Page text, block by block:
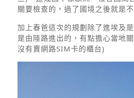
關要檢查的，過了國境之後就是
加上春爸這次的規劃除了進埃及
是由陸路進出的，有點擔心當地
沒有賣網路SIM卡的櫃台)